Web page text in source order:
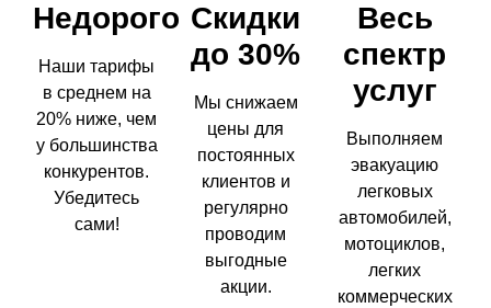
Недорого
Наши тарифы
в среднем на
20% ниже, чем
у большинства
конкурентов.
Убедитесь
сами!
Скидки
до 30%
Мы снижаем
цены для
постоянных
клиентов и
регулярно
проводим
выгодные
акции.
Весь
спектр
услуг
Выполняем
эвакуацию
легковых
автомобилей,
мотоциклов,
легких
коммерческих